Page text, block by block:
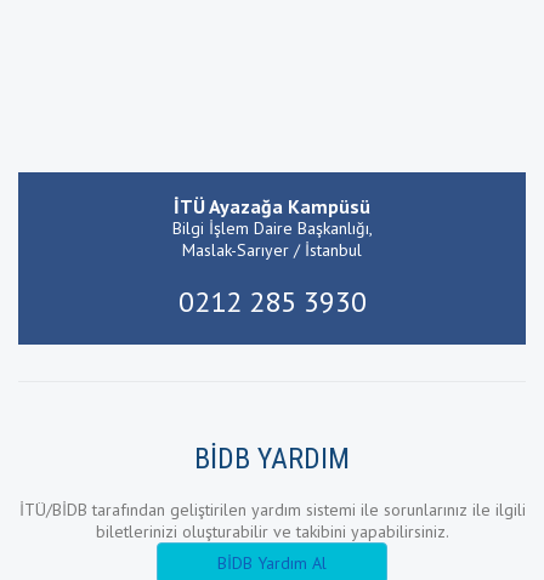
İTÜ Ayazağa Kampüsü
Bilgi İşlem Daire Başkanlığı,
Maslak-Sarıyer / İstanbul
0212 285 3930
BİDB YARDIM
İTÜ/BİDB tarafından geliştirilen yardım sistemi ile sorunlarınız ile ilgili
biletlerinizi oluşturabilir ve takibini yapabilirsiniz.
BİDB Yardım Al